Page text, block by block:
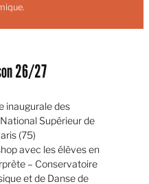
26/27
inaugurale des
Supérieur de
(75)
avec les élèves en
– Conservatoire
et de Danse de